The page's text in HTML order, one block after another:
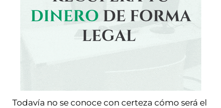
Todavía no se conoce con certeza cómo será el